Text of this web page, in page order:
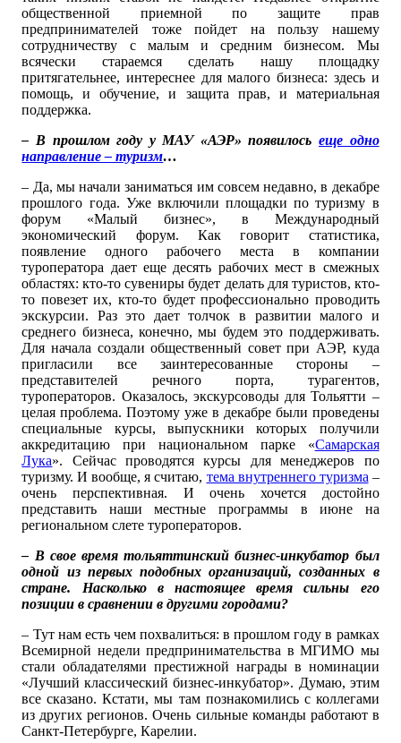
общественной приемной по защите прав
предпринимателей тоже пойдет на пользу нашему
сотрудничеству с малым и средним бизнесом. Мы
всячески стараемся сделать нашу площадку
притягательнее, интереснее для малого бизнеса: здесь и
помощь, и обучение, и защита прав, и материальная
поддержка.
– В прошлом году у МАУ «АЭР» появилось еще одно
направление – туризм…
– Да, мы начали заниматься им совсем недавно, в декабре
прошлого года. Уже включили площадки по туризму в
форум «Малый бизнес», в Международный
экономический форум. Как говорит статистика,
появление одного рабочего места в компании
туроператора дает еще десять рабочих мест в смежных
областях: кто-то сувениры будет делать для туристов, кто-
то повезет их, кто-то будет профессионально проводить
экскурсии. Раз это дает толчок в развитии малого и
среднего бизнеса, конечно, мы будем это поддерживать.
Для начала создали общественный совет при АЭР, куда
пригласили все заинтересованные стороны –
представителей речного порта, турагентов,
туроператоров. Оказалось, экскурсоводы для Тольятти –
целая проблема. Поэтому уже в декабре были проведены
специальные курсы, выпускники которых получили
аккредитацию при национальном парке «Самарская
Лука». Сейчас проводятся курсы для менеджеров по
туризму. И вообще, я считаю, тема внутреннего туризма–
очень перспективная. И очень хочется достойно
представить наши местные программы в июне на
региональном слете туроператоров.
– В свое время тольяттинский бизнес-инкубатор был
одной из первых подобных организаций, созданных в
стране. Насколько в настоящее время сильны его
позиции в сравнении в другими городами?
– Тут нам есть чем похвалиться: в прошлом году в рамках
Всемирной недели предпринимательства в МГИМО мы
стали обладателями престижной награды в номинации
«Лучший классический бизнес-инкубатор». Думаю, этим
все сказано. Кстати, мы там познакомились с коллегами
из других регионов. Очень сильные команды работают в
Санкт-Петербурге, Карелии.